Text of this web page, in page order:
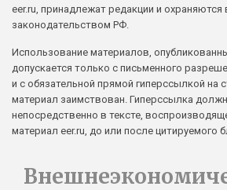
eer.ru, принадлежат редакции и охраняются
законодательством РФ.
Использование материалов,
допускается только с письменного
и с обязательной прямой гиперссылкой на
материал заимствован. Гиперссылка
непосредственно в тексте,
материал eer.ru, до или после цитируемого